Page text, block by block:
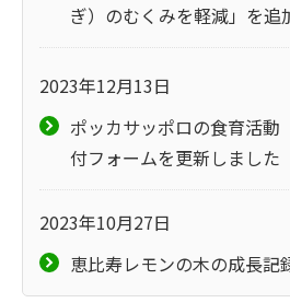
ぎ）のむくみを軽減」を追
2023年12月13日
ポッカサッポロの食育活
付フォームを更新しました
2023年10月27日
恵比寿レモンの木の成長記